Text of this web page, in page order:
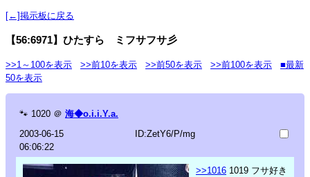
[←]掲示板に戻る
【56:6971】ひたすら ミフサフサ彡
>>1～100を表示 >>前10を表示 >>前50を表示 >>前100を表示
■最新
50を表示
🐾 1020 ＠ 海◆o.i.i.Y.a.
2003-06-15
06:06:22
ID:ZetY6/P/mg
>>1016 1019 フサ好き